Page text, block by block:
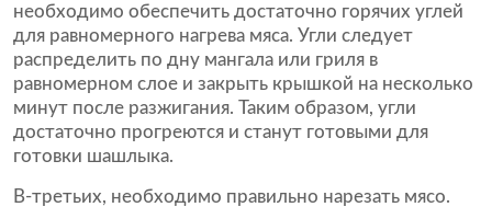
необходимо обеспечить достаточно горячих углей
для равномерного нагрева мяса. Угли следует
распределить по дну мангала или гриля в
равномерном слое и закрыть крышкой на несколько
минут после разжигания. Таким образом, угли
достаточно прогреются и станут готовыми для
готовки шашлыка.
В-третьих, необходимо правильно нарезать мясо.